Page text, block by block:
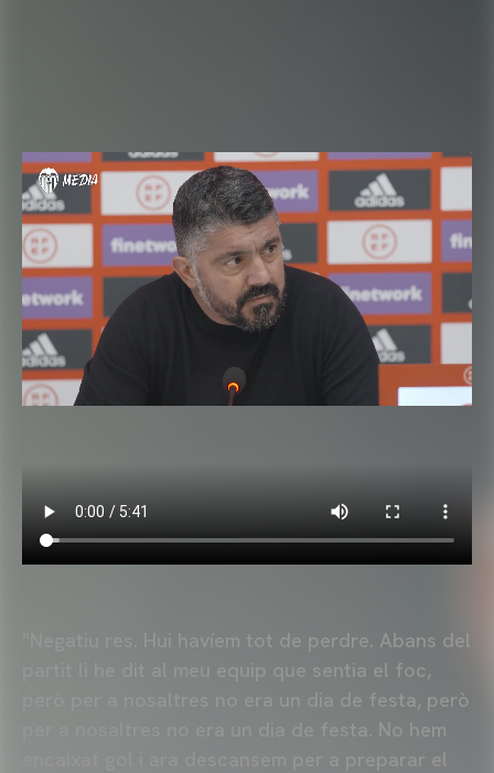
"Negatiu res. Hui havíem tot de perdre. Abans del
partit li he dit al meu equip que sentia el foc,
però per a nosaltres no era un dia de festa, però
per a nosaltres no era un dia de festa. No hem
encaixat gol i ara descansem per a preparar el